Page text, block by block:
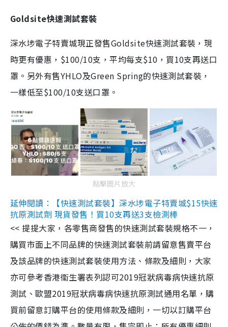
Goldsite快速測試套裝
深水埗電子特賣城現正發售Goldsite快速測試套裝，現
時更有優惠，$100/10支，平均每支$10，買10支再送口
罩。另外有售YHLO及Green Spring的快速測試套裝，
一樣低至$100/10支送口罩。
點擊圖片放大
延伸閱讀：【快速測試套裝】深水埗電子特賣城$15快速
抗原測試劑 現貨發售！買10支再送3支檢測棒
<< 提提大家，各零售商發售的快速測試套裝規格不一，
購買市面上不同品牌的快速測試套裝前請留意售賣平台
及該品牌的快速測試套裝使用方法、條款及細則，大家
亦可參考香港衞生署表列認可2019冠狀病毒病快速抗原
測試、歐盟2019冠狀病毒病快速抗原測試通用名單，購
買前留意訂購平台的使用條款及細則，一切以訂購平台